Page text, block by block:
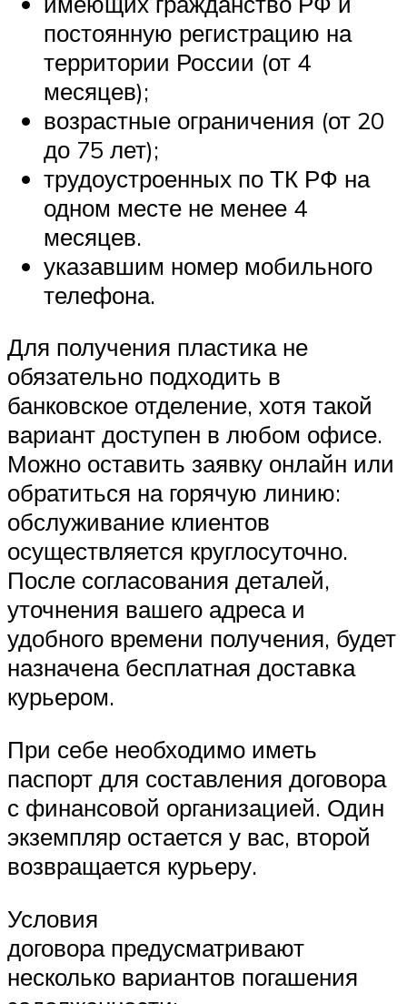
постоянную регистрацию на
территории России (от 4
месяцев);
возрастные ограничения (от 20
до 75 лет);
трудоустроенных по ТК РФ на
одном месте не менее 4
месяцев.
указавшим номер мобильного
телефона.
Для получения пластика не
обязательно подходить в
банковское отделение, хотя такой
вариант доступен в любом офисе.
Можно оставить заявку онлайн или
обратиться на горячую линию:
обслуживание клиентов
осуществляется круглосуточно.
После согласования деталей,
уточнения вашего адреса и
удобного времени получения, будет
назначена бесплатная доставка
курьером.
При себе необходимо иметь
паспорт для составления договора
с финансовой организацией. Один
экземпляр остается у вас, второй
возвращается курьеру.
Условия
договора предусматривают
несколько вариантов погашения